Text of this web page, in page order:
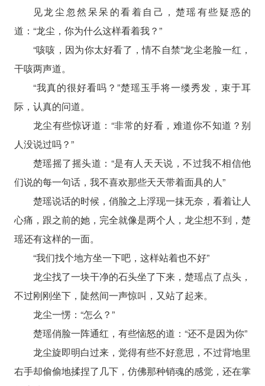
见龙尘忽然呆呆的看着自己，楚瑶有些疑惑的
道：“龙尘，你为什么这样看着我？”
“咳咳，因为你太好看了，情不自禁”龙尘老脸一红，
干咳两声道。
“我真的很好看吗？”楚瑶玉手将一缕秀发，束于耳
际，认真的问道。
龙尘有些惊讶道：“非常的好看，难道你不知道？别
人没说过吗？”
楚瑶摇了摇头道：“是有人天天说，不过我不相信他
们说的每一句话，我不喜欢那些天天带着面具的人”
楚瑶说话的时候，俏脸之上浮现一抹无奈，看着让人
心痛，跟之前的她，完全就像是两个人，龙尘想不到，楚
瑶还有这样的一面。
“我们找个地方坐一下吧，这样站着也不好”
龙尘找了一块干净的石头坐了下来，楚瑶点了点头，
不过刚刚坐下，陡然间一声惊叫，又站了起来。
龙尘一愣：“怎么？”
楚瑶俏脸一阵通红，有些恼怒的道：“还不是因为你”
龙尘旋即明白过来，觉得有些不好意思，不过背地里
右手却偷偷地揉捏了几下，仿佛那种销魂的感觉，还在掌